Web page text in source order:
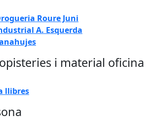
Roure Juni
A. Esquerda
i material oficina
llibres